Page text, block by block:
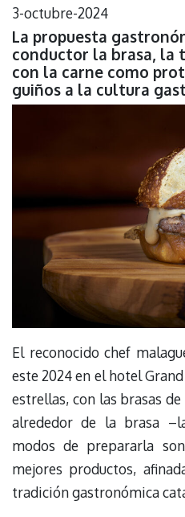
3-octubre-2024
La propuesta
conductor la brasa, la
con la carne como
guiños a la cultura
El reconocido chef
este 2024 en el hotel
estrellas, con las brasas de
alrededor de la brasa
modos de prepararla
mejores productos,
tradición gastronómica